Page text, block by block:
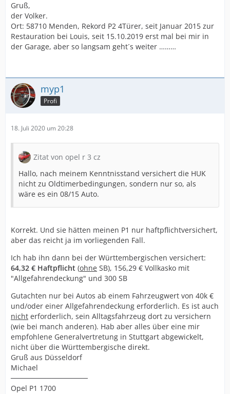
Gruß,
der Volker.
Ort: 58710 Menden, Rekord P2 4Türer, seit Januar 2015 zur
Restauration bei Louis, seit 15.10.2019 erst mal bei mir in
der Garage, aber so langsam geht´s weiter ………
myp1
Profi
18. Juli 2020 um 20:28
Zitat von opel r 3 cz
Hallo, nach meinem Kenntnisstand versichert die HUK
nicht zu Oldtimerbedingungen, sondern nur so, als
wäre es ein 08/15 Auto.
Korrekt. Und sie hätten meinen P1 nur haftpflichtversichert,
aber das reicht ja im vorliegenden Fall.
Ich hab ihn dann bei der Württembergischen versichert:
64,32 € Haftpflicht (ohne SB), 156,29 € Vollkasko mit
"Allgefahrendeckung" und 300 SB
Gutachten nur bei Autos ab einem Fahrzeugwert von 40k €
und/oder einer Allgefahrendeckung erforderlich. Es ist auch
nicht erforderlich, sein Alltagsfahrzeug dort zu versichern
(wie bei manch anderen). Hab aber alles über eine mir
empfohlene Generalvertretung in Stuttgart abgewickelt,
nicht über die Württembergische direkt.
Gruß aus Düsseldorf
Michael
───────────────
Opel P1 1700